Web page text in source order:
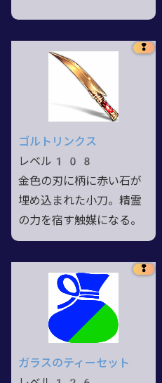
❢
ゴルトリンクス
レベル108
金色の刃に柄に赤い石が
埋め込まれた小刀。精霊
の力を宿す触媒になる。
❢
ガラスのティーセット